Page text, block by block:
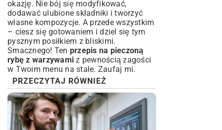
okazję. Nie bój się modyfikować,
dodawać ulubione składniki i tworzyć
własne kompozycje. A przede wszystkim
– ciesz się gotowaniem i dziel się tym
pysznym posiłkiem z bliskimi.
Smacznego! Ten przepis na pieczoną
rybę z warzywami z pewnością zagości
w Twoim menu na stałe. Zaufaj mi.
PRZECZYTAJ RÓWNIEŻ